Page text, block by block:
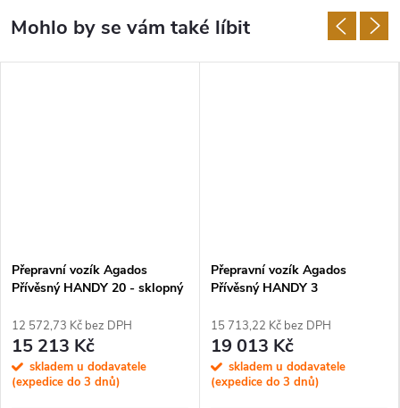
Přepravní vozík Agados
Přívěsný HANDY 20 - sklopný
12 572,73 Kč bez DPH
15 213 Kč
skladem u dodavatele
(expedice do 3 dnů)
Přepravní vozík Agados
Přívěsný HANDY 3
15 713,22 Kč bez DPH
19 013 Kč
skladem u dodavatele
(expedice do 3 dnů)